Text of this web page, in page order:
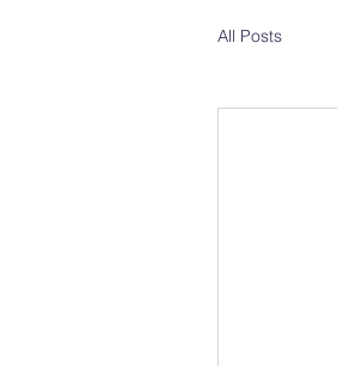
All Posts